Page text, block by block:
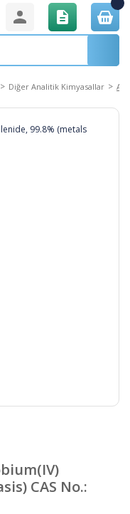
Diğer Analitik Kimyasallar
CAS No.: